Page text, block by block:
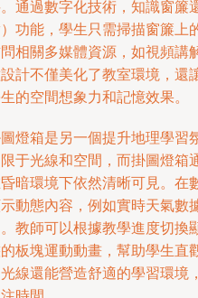
通過數字化技術，知識窗簾
功能，學生只需掃描窗簾上
相關多媒體資源，如視頻講
計不僅美化了教室環境，還
的空間想象力和記憶效果。
燈箱是另一個提升地理學習
于光線和空間，而掛圖燈箱
暗環境下依然清晰可見。在
動態內容，例如實時天氣數
教師可以根據教學進度切換
板塊運動動畫，幫助學生直
線還能營造舒適的學習環境